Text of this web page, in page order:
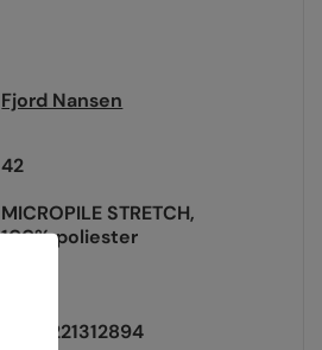
Fjord Nansen
42
MICROPILE STRETCH
100% poliester
5908221312894